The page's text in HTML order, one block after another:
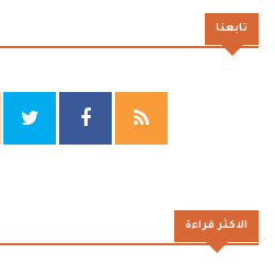
تابعنا
الاكثر قراءة